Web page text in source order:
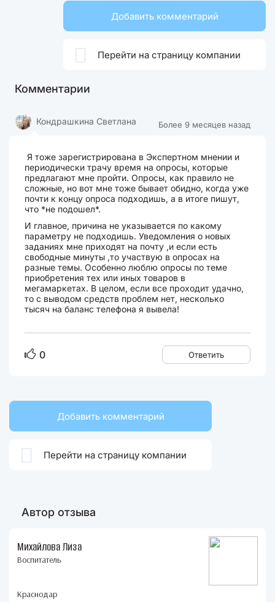
Добавить комментарий
Перейти на страницу компании
Комментарии
Более 9 месяцев назад
Кондрашкина Светлана
Я тоже зарегистрирована в Экспертном мнении и
периодически трачу время на опросы, которые
предлагают мне пройти. Опросы, как правило не
сложные, но вот мне тоже бывает обидно, когда уже
почти к концу опроса подходишь, а в итоге пишут,
что *не подошел*.
И главное, причина не указывается по какому
параметру не подходишь. Уведомления о новых
заданиях мне приходят на почту ,и если есть
свободные минуты ,то участвую в опросах на
разные темы. Особенно люблю опросы по теме
приобретения тех или иных товаров в
мегамаркетах. В целом, если все проходит удачно,
то с выводом средств проблем нет, несколько
тысяч на баланс телефона я вывела!
0 Ответить
Добавить комментарий
Перейти на страницу компании
Автор отзыва
Михайлова Лиза
Воспитатель
Краснодар